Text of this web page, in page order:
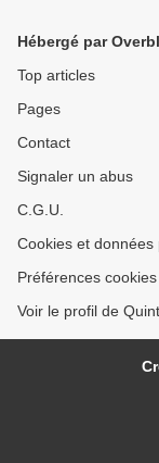
Hébergé par
Top articles
Pages
Contact
Signaler un abus
C.G.U.
Cookies et données
Préférences cookies
Voir le profil de